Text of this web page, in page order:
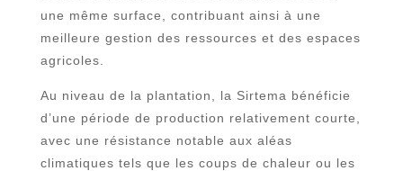
une même surface, contribuant ainsi à une
meilleure gestion des ressources et des espaces
agricoles.
Au niveau de la plantation, la Sirtema bénéficie
d’une période de production relativement courte,
avec une résistance notable aux aléas
climatiques tels que les coups de chaleur ou les